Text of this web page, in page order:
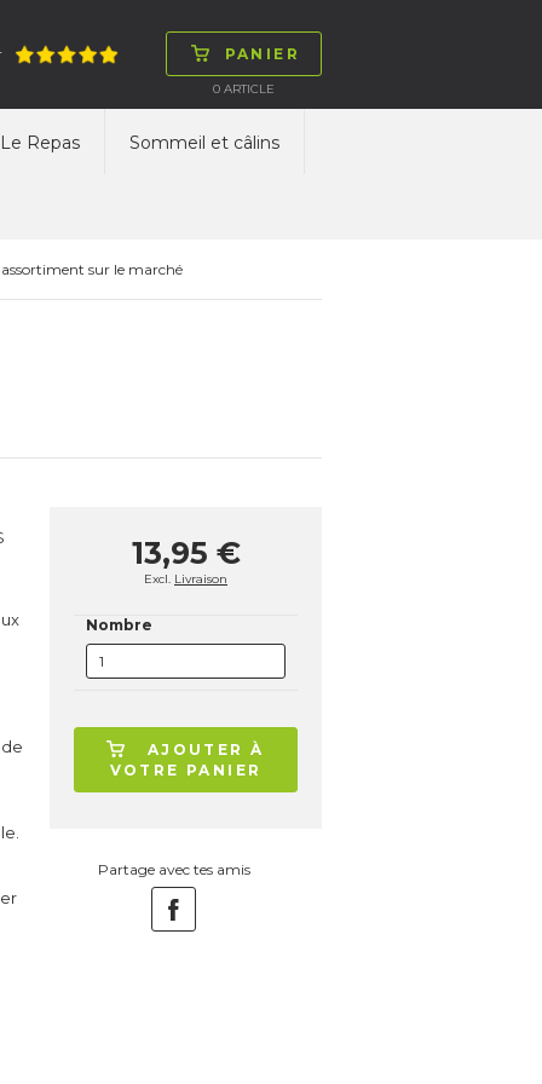
PANIER
0 ARTICLE
Le Repas Sommeil et câlins
sur le marché
13,95 €
Excl. Livraison
Nombre
AJOUTER À
VOTRE PANIER
Partage avec tes amis